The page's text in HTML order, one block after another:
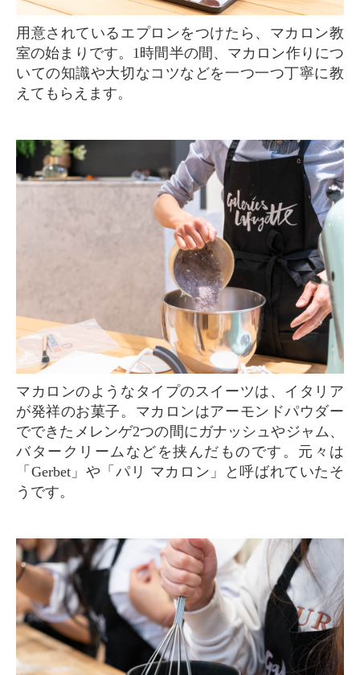
用意されているエプロンをつけたら、マカロン教
室の始まりです。1時間半の間、マカロン作りにつ
いての知識や大切なコツなどを一つ一つ丁寧に教
えてもらえます。
マカロンのようなタイプのスイーツは、イタリア
が発祥のお菓子。マカロンはアーモンドパウダー
でできたメレンゲ2つの間にガナッシュやジャム、
バタークリームなどを挟んだものです。元々は
「Gerbet」や「パリ マカロン」と呼ばれていたそ
うです。